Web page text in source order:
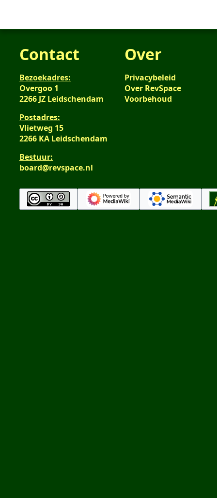
Contact
Bezoekadres:
Overgoo 1
2266 JZ Leidschendam
Postadres:
Vlietweg 15
2266 KA Leidschendam
Bestuur:
board@revspace.nl
Over
Privacybeleid
Over RevSpace
Voorbehoud